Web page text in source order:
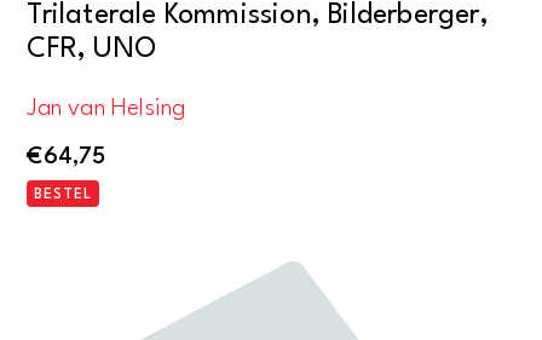
Trilaterale Kommission, Bilderberger,
CFR, UNO
Jan van Helsing
€64,75
BESTEL